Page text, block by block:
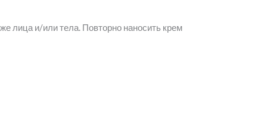
лица и/или тела. Повторно наносить крем